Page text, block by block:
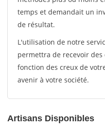
temps et demandait un
de résultat.
L'utilisation de notre
permettra de recevoir
fonction des creux de
avenir à votre société.
Artisans Disponibles